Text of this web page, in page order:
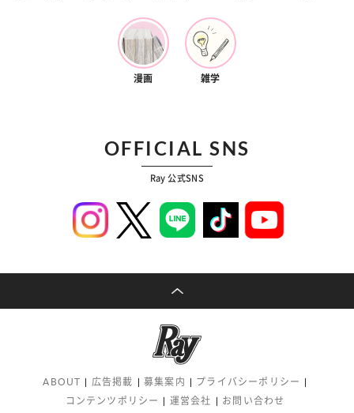
漫画 雑学
OFFICIAL SNS
Ray 公式SNS
ABOUT 広告掲載 募集案内
プライバシーポリシー
コンテンツポリシー
運営会社 お問い合わせ